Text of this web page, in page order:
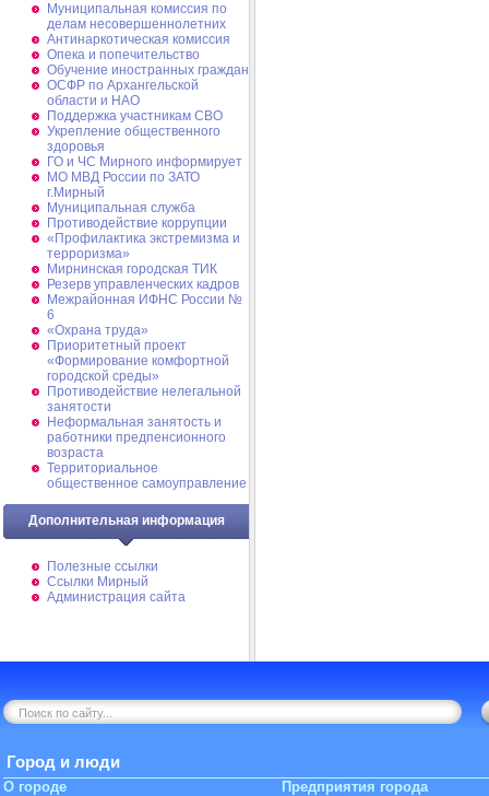
Муниципальная комиссия по
делам несовершеннолетних
Антинаркотическая комиссия
Опека и попечительство
Обучение иностранных граждан
ОСФР по Архангельской
области и НАО
Поддержка участникам СВО
Укрепление общественного
здоровья
ГО и ЧС Мирного информирует
МО МВД России по ЗАТО
г.Мирный
Муниципальная cлужба
Противодействие коррупции
«Профилактика экстремизма и
терроризма»
Мирнинская городская ТИК
Резерв управленческих кадров
Межрайонная ИФНС России №
6
«Охрана труда»
Приоритетный проект
«Формирование комфортной
городской среды»
Противодействие нелегальной
занятости
Неформальная занятость и
работники предпенсионного
возраста
Территориальное
общественное самоуправление
Дополнительная информация
Полезные ссылки
Ссылки Мирный
Администрация сайта
Город и люди
О городе Предприятия города